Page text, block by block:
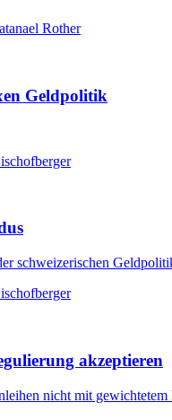
Rother
Geldpolitik
schweizerischen
akzeptieren
nicht mit